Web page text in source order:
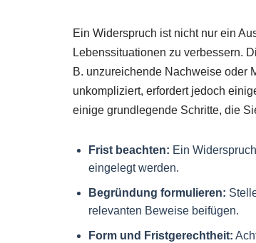
Ein Widerspruch ist nicht nur ein
Lebenssituationen zu verbessern.
B. unzureichende Nachweise oder
unkompliziert, erfordert jedoch
einige grundlegende Schritte, die
Frist beachten: Ein
eingelegt werden.
Begründung formulieren:
relevanten Beweise beifügen.
Form und Fristgerechtheit: